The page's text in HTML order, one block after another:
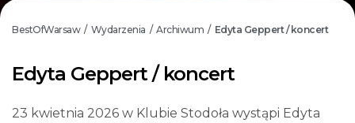
BestOfWarsaw / Wydarzenia / Archiwum / Edyta Geppert / koncert
Edyta Geppert / koncert
23 kwietnia 2026 w Klubie Stodoła wystąpi Edyta